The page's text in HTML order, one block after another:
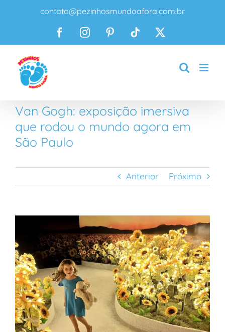
conteúdo
contato@pezinhosmundoafora.com.br
FacebookInstagramPinterestTiktok
Van Gogh: exposição imersiva
que rodou o mundo agora em
São Paulo
Anterior Próximo